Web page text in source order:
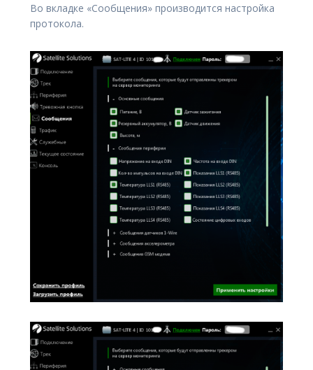
Во вкладке «Сообщения» производится настройка
протокола.